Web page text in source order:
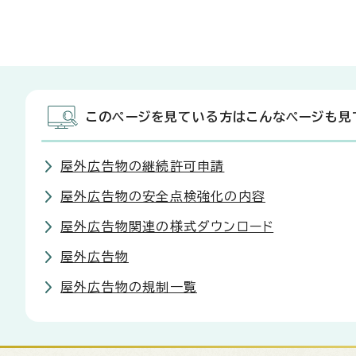
このページを見ている方はこんなページも見
屋外広告物の継続許可申請
屋外広告物の安全点検強化の内容
屋外広告物関連の様式ダウンロード
屋外広告物
屋外広告物の規制一覧